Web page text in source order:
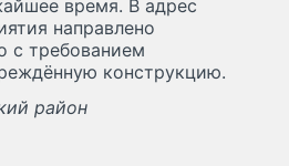
время. В адрес
направлено
с требованием
конструкцию.
район